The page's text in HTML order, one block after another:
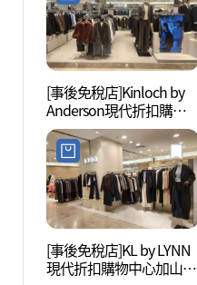
[事後免稅店]Kinloch by
Anderson現代折扣購物
中心加山店(킨록by앤더
슨 현대아울렛 가산점)
[事後免稅店]KL by LYNN
現代折扣購物中心加山店